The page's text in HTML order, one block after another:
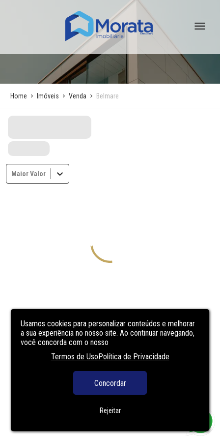
Usamos cookies para personalizar conteúdos e melhorar
a sua experiência no nosso site. Ao continuar navegando,
você concorda com o nosso
Termos de UsoPolítica de Privacidade
Concordar
Rejeitar
Home Imóveis Venda Belmare
Maior Valor